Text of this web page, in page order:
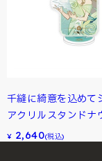
千縫に綺意を込めて
アクリルスタンドナ
¥ 2,640(税込)